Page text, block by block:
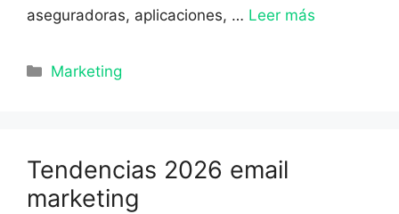
aseguradoras, aplicaciones, … Leer más
Categorías
Marketing
Tendencias 2026 email
marketing